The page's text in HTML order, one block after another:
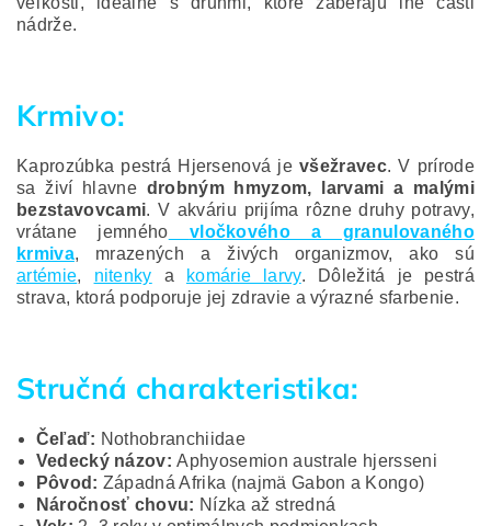
nádrže.
Krmivo:
Kaprozúbka pestrá Hjersenová jevšežravec. V prírode
sa živí hlavne drobným hmyzom, larvami a malými
bezstavovcami. V akváriu prijíma rôzne druhy potravy,
vrátane jemného
vločkového a granulovaného
krmiva, mrazených a živých organizmov, ako sú
artémie, nitenky a komárie larvy. Dôležitá je pestrá
strava, ktorá podporuje jej zdravie a výrazné sfarbenie.
Stručná charakteristika:
Čeľaď: Nothobranchiidae
Vedecký názov:Aphyosemion australe hjersseni
Pôvod: Západná Afrika (najmä Gabon a Kongo)
Náročnosť chovu: Nízka až stredná